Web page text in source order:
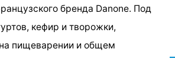
бренда Danone. Под
кефир и творожки,
на пищеварении и общем